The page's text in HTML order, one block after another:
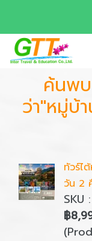
ค้นพบ
ว่า"หมู่บ้
ทัวร์ไ
วัน 2
SKU
฿